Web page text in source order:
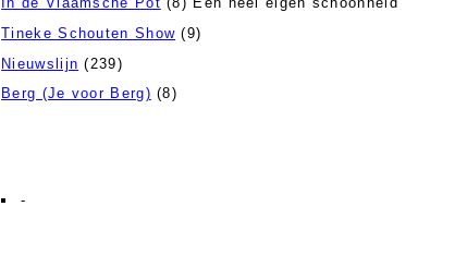
Tineke Schouten Show (9)
Nieuwslijn (239)
Berg (Je voor Berg) (8)
-